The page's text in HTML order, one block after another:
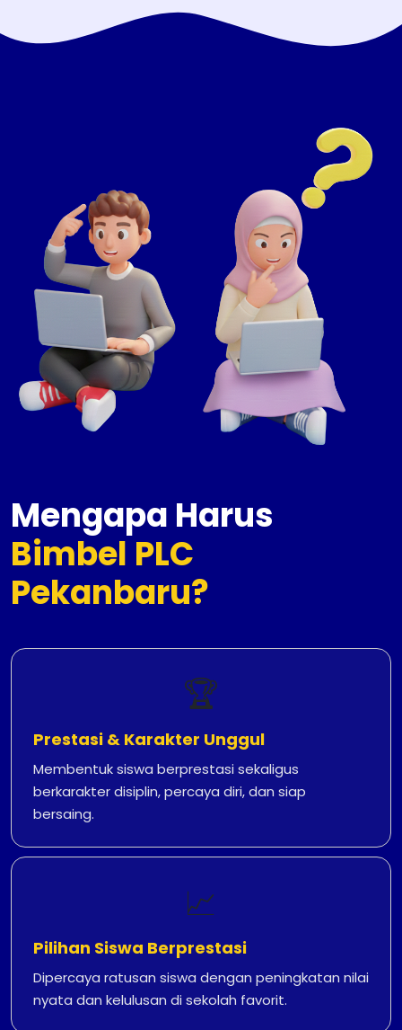
Mengapa Harus
Bimbel PLC
Pekanbaru?
🏆
Prestasi & Karakter Unggul
Membentuk siswa berprestasi sekaligus
berkarakter disiplin, percaya diri, dan siap
bersaing.
📈
Pilihan Siswa Berprestasi
Dipercaya ratusan siswa dengan peningkatan nilai
nyata dan kelulusan di sekolah favorit.